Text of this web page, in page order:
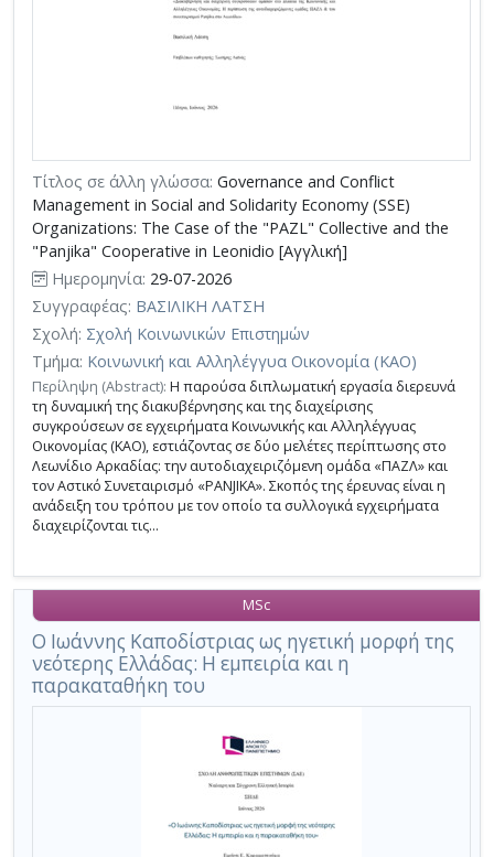
Τίτλος σε άλλη γλώσσα: Governance and Conflict
Management in Social and Solidarity Economy (SSE)
Organizations: The Case of the "PAZL" Collective and the
"Panjika" Cooperative in Leonidio [Αγγλική]
Ημερομηνία: 29-07-2026
Συγγραφέας: ΒΑΣΙΛΙΚΗ ΛΑΤΣΗ
Σχολή: Σχολή Κοινωνικών Επιστημών
Τμήμα: Κοινωνική και Αλληλέγγυα Οικονομία (ΚΑΟ)
Περίληψη (Abstract): Η παρούσα διπλωματική εργασία διερευνά
τη δυναμική της διακυβέρνησης και της διαχείρισης
συγκρούσεων σε εγχειρήματα Κοινωνικής και Αλληλέγγυας
Οικονομίας (ΚΑΟ), εστιάζοντας σε δύο μελέτες περίπτωσης στο
Λεωνίδιο Αρκαδίας: την αυτοδιαχειριζόμενη ομάδα «ΠΑΖΛ» και
τον Αστικό Συνεταιρισμό «PANJIKA». Σκοπός της έρευνας είναι η
ανάδειξη του τρόπου με τον οποίο τα συλλογικά εγχειρήματα
διαχειρίζονται τις...
Ο Ιωάννης Καποδίστριας ως ηγετική μορφή της
νεότερης Ελλάδας: Η εμπειρία και η
παρακαταθήκη του
MSc